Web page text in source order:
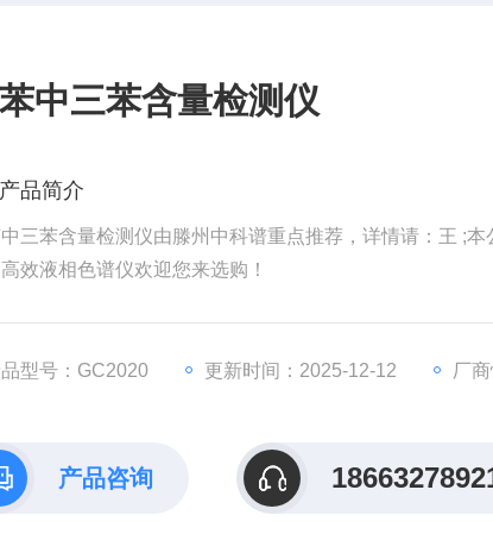
中三苯含量检测仪
产品简介
三苯含量检测仪由滕州中科谱重点推荐，详情请：王 ;
效液相色谱仪欢迎您来选购！
型号：GC2020 更新时间：2025-12-12 厂
产品咨询